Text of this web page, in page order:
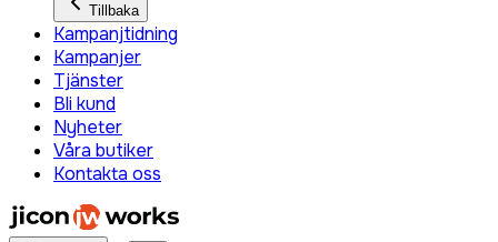
Tillbaka
Kampanjtidning
Kampanjer
Tjänster
Bli kund
Nyheter
Våra butiker
Kontakta oss